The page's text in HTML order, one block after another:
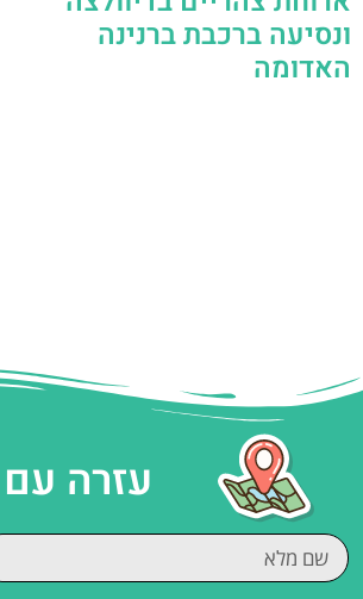
ונסיעה ברכבת ברנינה
האדומה
עזרה